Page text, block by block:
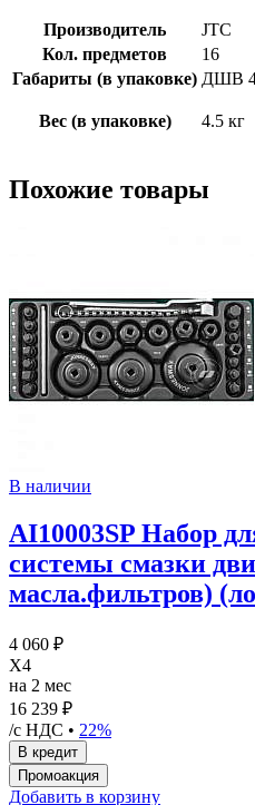
Производитель
JTC
Кол. предметов
16
Габариты (в упаковке) ДШВ
Вес (в упаковке) 4.5 кг
Похожие товары
В наличии
AI10003SP Набор
системы смазки
масла.фильтров)
4 060 ₽
X4
на 2 мес
16 239 ₽
/с НДС • 22%
Добавить в корзину